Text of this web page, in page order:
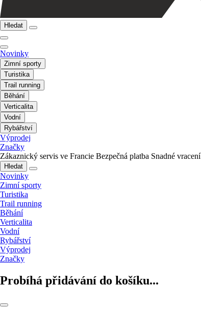
Hledat
Novinky
Zimní sporty
Turistika
Trail running
Běhání
Verticalita
Vodní
Rybářství
Výprodej
Značky
Zákaznický servis ve Francie Bezpečná platba Snadné vracení
Hledat
Novinky
Zimní sporty
Turistika
Trail running
Běhání
Verticalita
Vodní
Rybářství
Výprodej
Značky
Probíhá přidávání do košíku...